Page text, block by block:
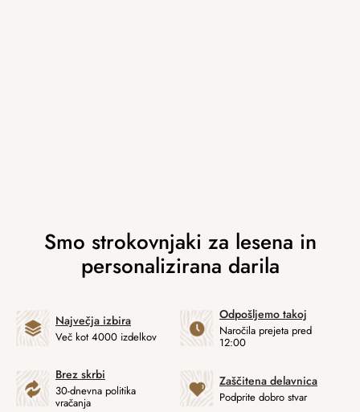
Največja izbira
Več kot 4000 izdelkov
Odpošljemo takoj
Naročila prejeta pred
12:00
Brez skrbi
30-dnevna politika
vračanja
Zaščitena delavnica
Podprite dobro stvar